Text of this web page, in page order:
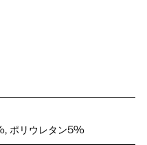
ポリウレタン5%